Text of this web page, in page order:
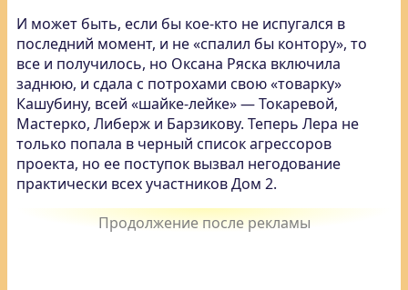
И может быть, если бы кое-кто не испугался в
последний момент, и не «спалил бы контору», то
все и получилось, но Оксана Ряска включила
заднюю, и сдала с потрохами свою «товарку»
Кашубину, всей «шайке-лейке» — Токаревой,
Мастерко, Либерж и Барзикову. Теперь Лера не
только попала в черный список агрессоров
проекта, но ее поступок вызвал негодование
практически всех участников Дом 2.